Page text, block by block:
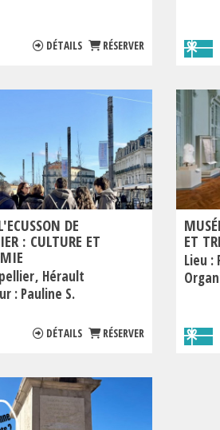
DÉTAILS RÉSERVER
DE
: CULTURE ET
Hérault
: Pauline S.
DÉTAILS RÉSERVER
ET
Lieu :